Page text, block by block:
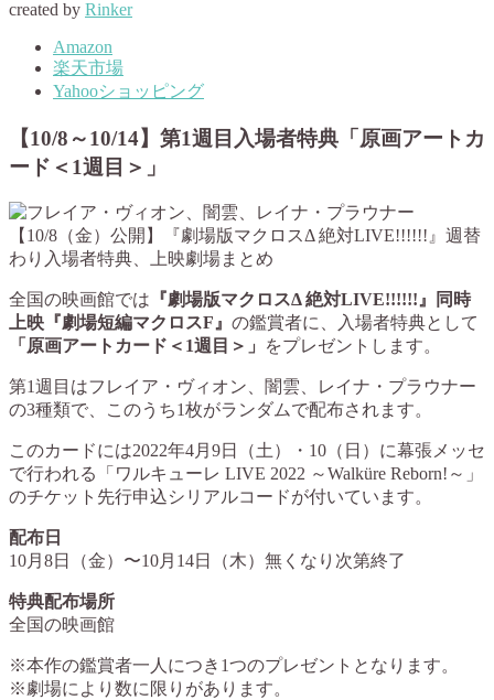
created by Rinker
Amazon
楽天市場
Yahooショッピング
【10/8～10/14】第1週目入場者特典「原画アートカ
ード＜1週目＞」
全国の映画館では 『劇場版マクロスΔ 絶対LIVE!!!!!!』同時
上映『劇場短編マクロスF』 の鑑賞者に、入場者特典として
「原画アートカード＜1週目＞」
をプレゼントします。
第1週目はフレイア・ヴィオン、闇雲、レイナ・プラウナー
の3種類で、このうち1枚がランダムで配布されます。
このカードには2022年4月9日（土）・10（日）に幕張メッセ
で行われる「ワルキューレ LIVE 2022 ～Walküre Reborn!～」
のチケット先行申込シリアルコードが付いています。
配布日
10月8日（金）〜10月14日（木）無くなり次第終了
特典配布場所
全国の映画館
※本作の鑑賞者一人につき1つのプレゼントとなります。
※劇場により数に限りがあります。